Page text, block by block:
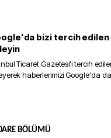
bizi tercih edilen
Ticaret Gazetesi'i tercih
haberlerimizi Google'da
BÖLÜMÜ